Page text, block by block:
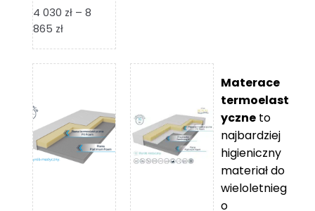
4 030 zł – 8
865 złZakres
od
do
8
865 zł
Materace
termoelast
yczne to
najbardziej
higieniczny
materiał do
wieloletnieg
o